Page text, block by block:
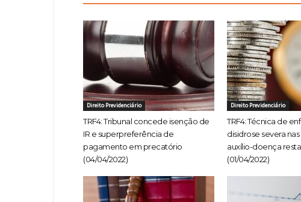
Direito Previdenciário
TRF4: Tribunal concede isenção de
IR e superpreferência de
pagamento em precatório
(04/04/2022)
Direito Previdenciário
TRF4: Técnica de
disidrose severa
auxílio-doença
(01/04/2022)